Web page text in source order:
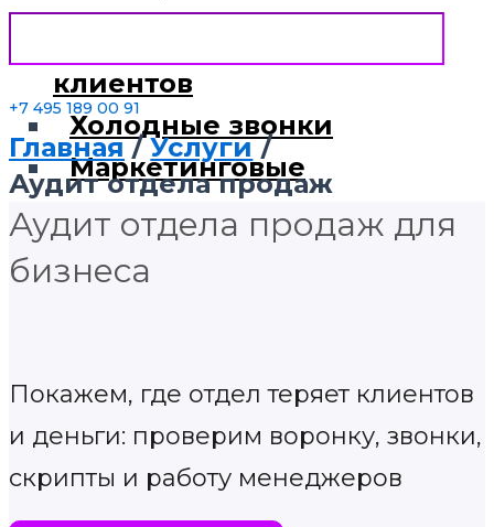
клиентов
Холодные звонки
Маркетинговые
исследования
Актуализация баз
данных
Автоматическое
+7 495 189 00 91
Главная
Услуги
Аудит отдела продаж
Аудит отдела продаж для
бизнеса
Покажем, где отдел теряет клиентов
и деньги: проверим воронку, звонки,
скрипты и работу менеджеров